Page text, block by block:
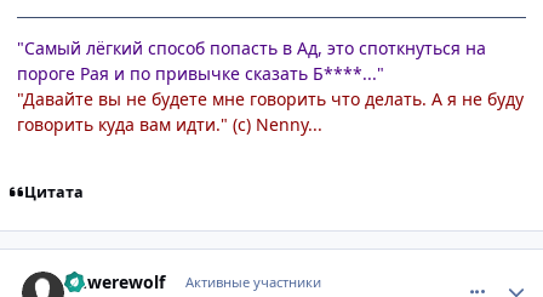
"Самый лёгкий способ попасть в Ад, это споткнуться на
пороге Рая и по привычке сказать Б****..."
"Давайте вы не будете мне говорить что делать. А я не буду
говорить куда вам идти." (с) Nenny...
Цитата
Dr.werewolf Активные участники